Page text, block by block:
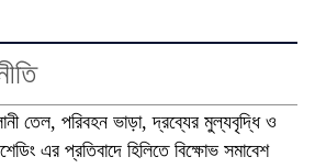
তেল, পরিবহন ভাড়া, দ্রব্যের মুল্যবৃদ্ধি ও
এর প্রতিবাদে হিলিতে বিক্ষোভ সমাবেশ